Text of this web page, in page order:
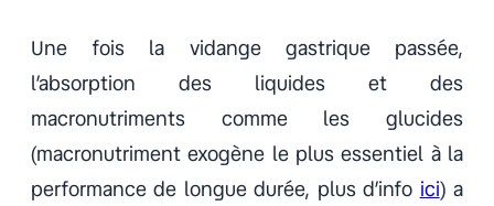
Une fois la vidange gastrique passée,
l’absorption des liquides et des
macronutriments comme les glucides
(macronutriment exogène le plus essentiel à la
performance de longue durée, plus d’info ici) a